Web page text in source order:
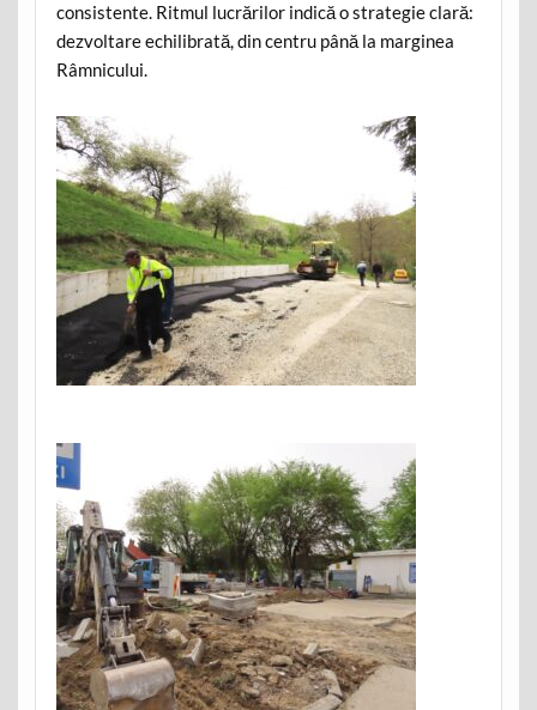
consistente. Ritmul lucrărilor indică o strategie clară:
dezvoltare echilibrată, din centru până la marginea
Râmnicului.